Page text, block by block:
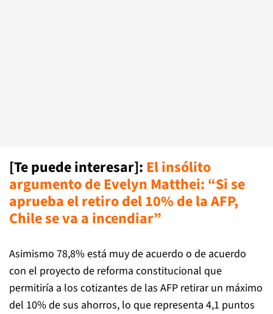
[Te puede interesar]: El insólito
argumento de Evelyn Matthei: “Si se
aprueba el retiro del 10% de la AFP,
Chile se va a incendiar”
Asimismo 78,8% está muy de acuerdo o de acuerdo
con el proyecto de reforma constitucional que
permitiría a los cotizantes de las AFP retirar un máximo
del 10% de sus ahorros, lo que representa 4,1 puntos